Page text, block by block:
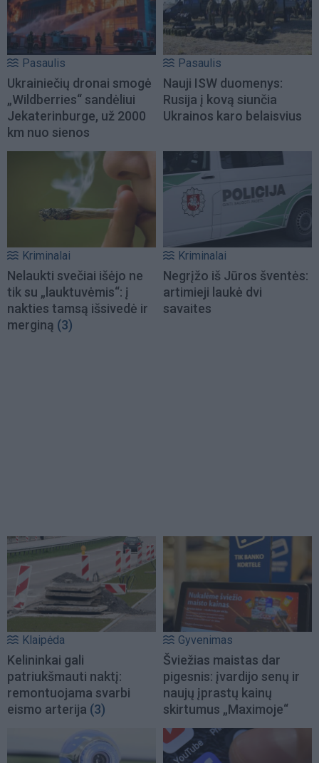
Pasaulis
Ukrainiečių dronai smogė
„Wildberries“ sandėliui
Jekaterinburge, už 2000
km nuo sienos
Pasaulis
Nauji ISW duomenys:
Rusija į kovą siunčia
Ukrainos karo belaisvius
Kriminalai
Nelaukti svečiai išėjo ne
tik su „lauktuvėmis“: į
nakties tamsą išsivedė ir
merginą (3)
Kriminalai
Negrįžo iš Jūros šventės:
artimieji laukė dvi
savaites
Klaipėda
Kelininkai gali
patriukšmauti naktį:
remontuojama svarbi
eismo arterija (3)
Gyvenimas
Šviežias maistas dar
pigesnis: įvardijo senų ir
naujų įprastų kainų
skirtumus „Maximoje“